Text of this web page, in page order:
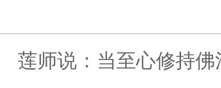
莲师说：当至心修持